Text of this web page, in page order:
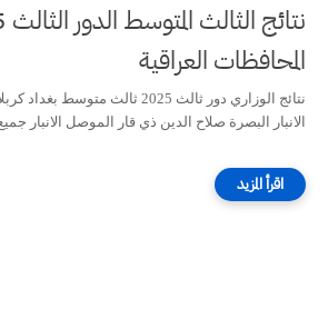
المحافظات العراقية
نتائج الوزاري دور ثالث 2025 ثالث
الانبار البصرة صلاح الدين ذي قار الموصل الانبار